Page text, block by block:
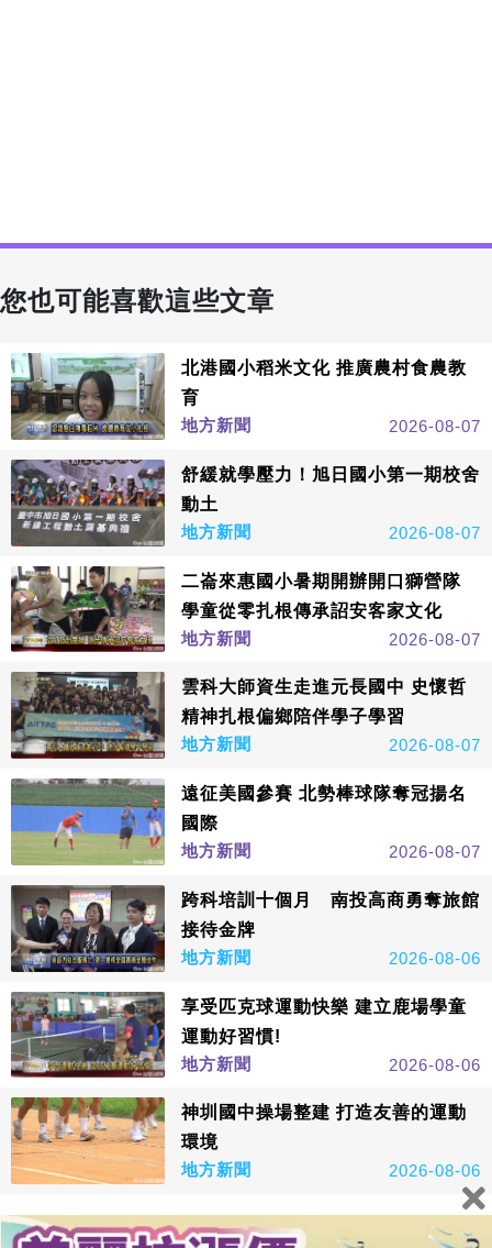
您也可能喜歡這些文章
北港國小稻米文化 推廣農村食農教
育
地方新聞
2026-08-07
舒緩就學壓力！旭日國小第一期校舍
動土
地方新聞
2026-08-07
二崙來惠國小暑期開辦開口獅營隊
學童從零扎根傳承詔安客家文化
地方新聞
2026-08-07
雲科大師資生走進元長國中 史懷哲
精神扎根偏鄉陪伴學子學習
地方新聞
2026-08-07
遠征美國參賽 北勢棒球隊奪冠揚名
國際
地方新聞
2026-08-07
跨科培訓十個月 南投高商勇奪旅館
接待金牌
地方新聞
2026-08-06
享受匹克球運動快樂 建立鹿場學童
運動好習慣!
地方新聞
2026-08-06
神圳國中操場整建 打造友善的運動
環境
地方新聞
2026-08-06
看更多